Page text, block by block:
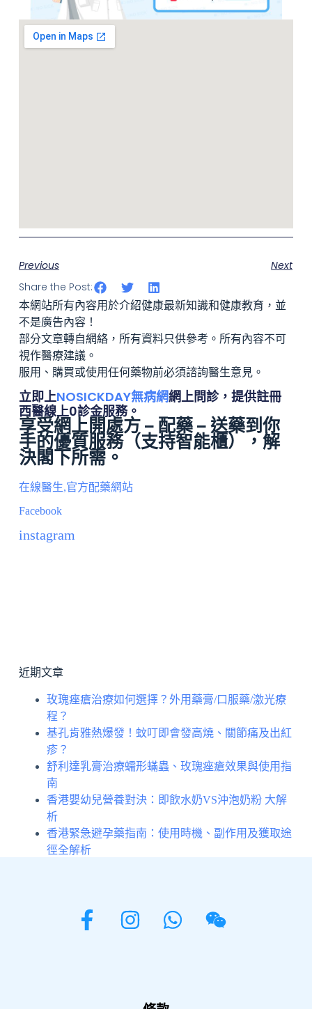
Previous
Next
Share the Post:
本網站所有內容用於介紹健康最新知識和健康教育，並
不是廣告內容！
部分文章轉自網絡，所有資料只供參考。所有內容不可
視作醫療建議。
服用、購買或使用任何藥物前必須諮詢醫生意見。
立即上NOSICKDAY無病網網上問診，提供註冊
西醫線上0診金服務。
享受網上開處方 – 配藥 – 送藥到你
手的優質服務（支持智能櫃），解
決閣下所需。
在線醫生,官方配藥網站
Facebook
instagram
近期文章
玫瑰痤瘡治療如何選擇？外用藥膏/口服藥/激光療
程？
基孔肯雅熱爆發！蚊叮即會發高燒、關節痛及出紅
疹？
舒利達乳膏治療蠕形蟎蟲、玫瑰痤瘡效果與使用指
南
香港嬰幼兒營養對決：即飲水奶VS沖泡奶粉 大解
析
香港緊急避孕藥指南：使用時機、副作用及獲取途
徑全解析